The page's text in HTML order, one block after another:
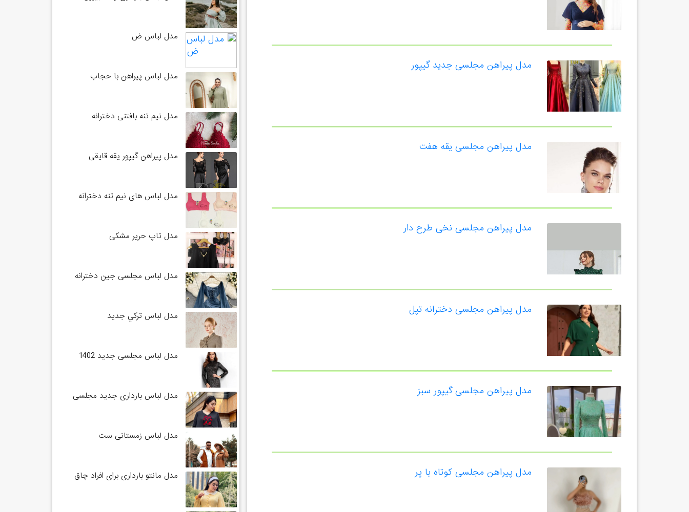
مدل پیراهن مجلسی جدید گیپور
مدل پیراهن مجلسی یقه هفت
مدل پیراهن مجلسی نخی طرح دار
مدل پیراهن مجلسی دخترانه تپل
مدل پیراهن مجلسی گیپور سبز
مدل پیراهن مجلسی کوتاه با پر
مدل لباس ض
مدل لباس پیراهن با حجاب
مدل نیم تنه بافتنی دخترانه
مدل پیراهن گیپور یقه قایقی
مدل لباس های نیم تنه دخترانه
مدل تاپ حریر مشکی
مدل لباس مجلسی جین دخترانه
مدل لباس تركي جديد
مدل لباس مجلسی جدید 1402
مدل لباس بارداری جدید مجلسی
مدل لباس زمستانی ست
مدل مانتو بارداری برای افراد چاق